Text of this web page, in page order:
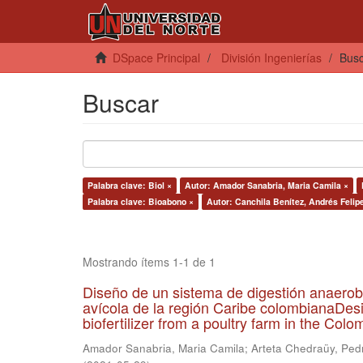
DSpace Principal División Ingenierías
Buscar
Palabra clave: Biol × Autor: Amador Sanabria, Maria Camila ×
Palabra clave: Bioabono ×
Autor: Canchila Benítez, Andrés
Mostrando ítems 1-1 de 1
Diseño de un sistema de digestión
avícola de la región Caribe
biofertilizer from a poultry farm in the
Amador Sanabria, Maria Camila; Arteta Chedraüy,